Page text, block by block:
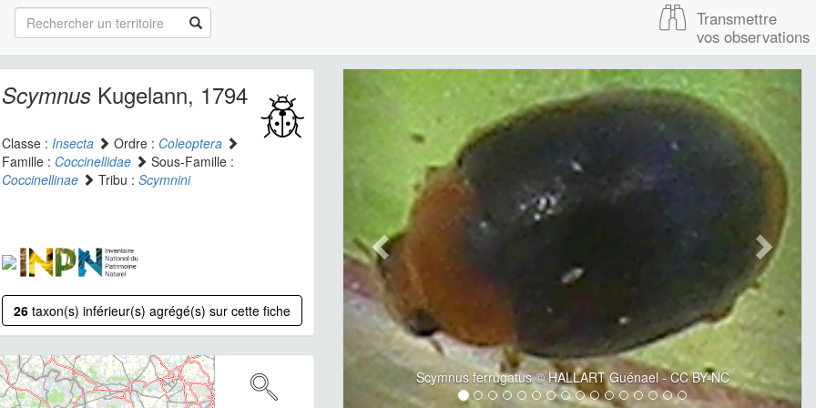
Transmettre
vos observations
ScymnusKugelann, 1794
Classe : Insecta Ordre : Coleoptera
Famille : Coccinellidae
Sous-Famille :
Coccinellinae
Tribu : Scymnini
26 taxon(s) inférieur(s) agrégé(s) sur cette fiche
Scymnus ferrugatus © HALLART Guénael - CC BY-NC